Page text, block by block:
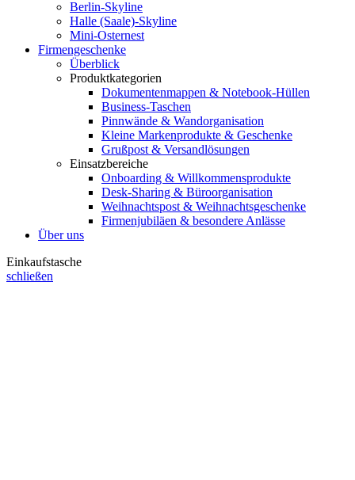
Berlin-Skyline
Halle (Saale)-Skyline
Mini-Osternest
Firmengeschenke
Überblick
Produktkategorien
Dokumentenmappen & Notebook-Hüllen
Business-Taschen
Pinnwände & Wandorganisation
Kleine Markenprodukte & Geschenke
Grußpost & Versandlösungen
Einsatzbereiche
Onboarding & Willkommensprodukte
Desk-Sharing & Büroorganisation
Weihnachtspost & Weihnachtsgeschenke
Firmenjubiläen & besondere Anlässe
Über uns
Einkaufstasche
schließen